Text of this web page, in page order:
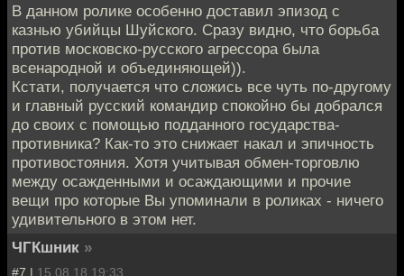
В данном ролике особенно доставил эпизод с
казнью убийцы Шуйского. Сразу видно, что борьба
против московско-русского агрессора была
всенародной и объединяющей)).
Кстати, получается что сложись все чуть по-другому
и главный русский командир спокойно бы добрался
до своих с помощью подданного государства-
противника? Как-то это снижает накал и эпичность
противостояния. Хотя учитывая обмен-торговлю
между осажденными и осаждающими и прочие
вещи про которые Вы упоминали в роликах - ничего
удивительного в этом нет.
ЧГКшник »
#7 | 15.08.18 19:33